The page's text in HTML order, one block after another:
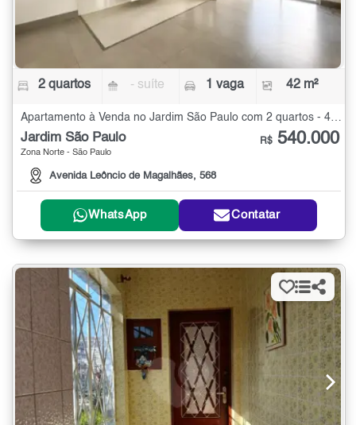
2 quartos - suíte 1 vaga 42 m²
Jardim São Paulo
Zona Norte - São Paulo
Avenida Leôncio de Magalhães, 568
R$ 540.000
WhatsApp Contatar